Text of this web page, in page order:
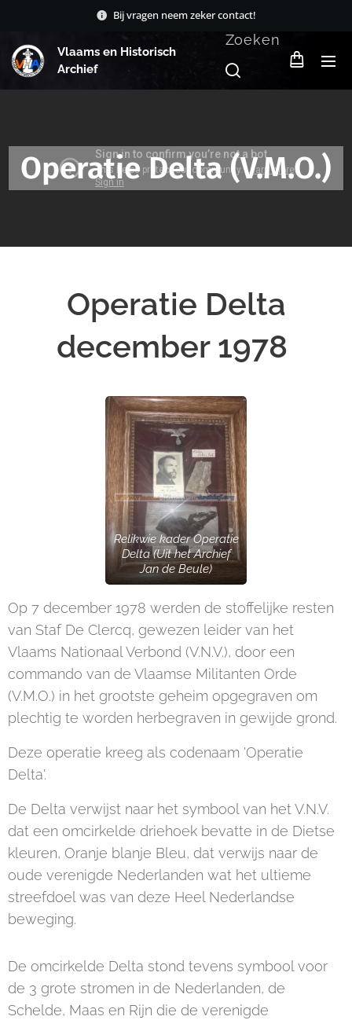
Bij vragen neem zeker contact!
Vlaams en Historisch
Archief
Zoeken
Operatie Delta (V.M.O.)
Operatie Delta
december 1978
Relikwie kader Operatie
Delta (Uit het Archief
Jan de Beule)
Op 7 december 1978 werden de stoffelijke resten
van Staf De Clercq, gewezen leider van het
Vlaams Nationaal Verbond (V.N.V.), door een
commando van de Vlaamse Militanten Orde
(V.M.O.) in het grootste geheim opgegraven om
plechtig te worden herbegraven in gewijde grond.
Deze operatie kreeg als codenaam 'Operatie
Delta'.
De Delta verwijst naar het symbool van het V.N.V.
dat een omcirkelde driehoek bevatte in de Dietse
kleuren, Oranje blanje Bleu, dat verwijs naar de
oude verenigde Nederlanden wat het ultieme
streefdoel was van deze Heel Nederlandse
beweging.
De omcirkelde Delta stond tevens symbool voor
de 3 grote stromen in de Nederlanden, de
Schelde, Maas en Rijn die de verenigde